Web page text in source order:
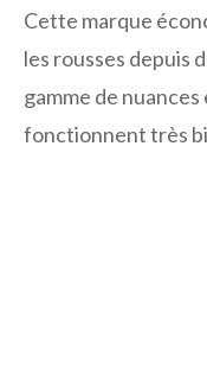
Cette marque
les rousses depuis
gamme de
fonctionnent très